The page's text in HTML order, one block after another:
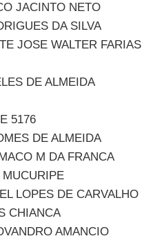
JACINTO NETO
DA SILVA
JOSE WALTER FARIAS
DE ALMEIDA
5176
DE ALMEIDA
M DA FRANCA
LOPES DE CARVALHO
CHIANCA
AMANCIO